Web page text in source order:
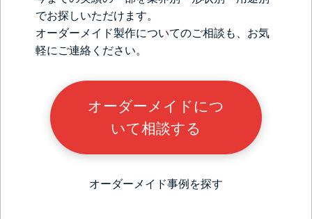
でお探しいただけます。
オーダーメイド製作についてのご相談も、お気
軽にご連絡ください。
オーダーメイドにつ
いて相談する
オーダーメイド事例を探す